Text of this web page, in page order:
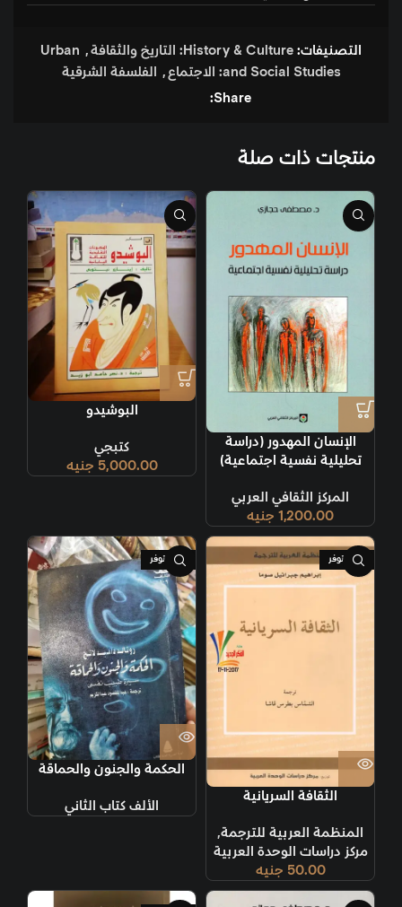
التصنيفات: History & Culture: التاريخ والثقافة ,
Urban
and Social Studies: الاجتماع
, الفلسفة الشرقية
Share:
منتجات ذات صلة
الإنسان المهدور (دراسة
تحليلية نفسية اجتماعية)
المركز الثقافي العربي
1,200.00 جنيه
البوشيدو
كتبجي
5,000.00 جنيه
غير متوفر
الثقافة السريانية
المنظمة العربية للترجمة,
مركز دراسات الوحدة العربية
50.00 جنيه
غير متوفر
الحكمة والجنون والحماقة
الألف كتاب الثاني